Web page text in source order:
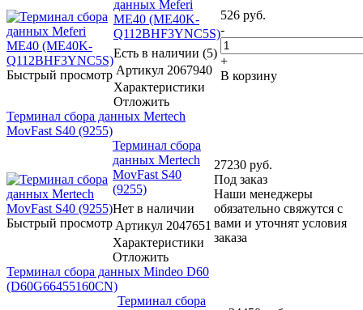
Быстрый просмотр
данных Meferi
ME40 (ME40K-
Q112BHF3YNC5S)
Есть в наличии (5)
Артикул 2067940
Характеристики
Отложить
526 руб.
-
+
В корзину
Терминал сбора данных Mertech
MovFast S40 (9255)
Быстрый просмотр
Терминал сбора
данных Mertech
MovFast S40
(9255)
Нет в наличии
Артикул 2047651
Характеристики
Отложить
27230 руб.
Под заказ
Наши менеджеры
обязательно свяжутся с
вами и уточнят условия
заказа
Терминал сбора данных Mindeo D60
(D60G66455160CN)
Терминал сбора